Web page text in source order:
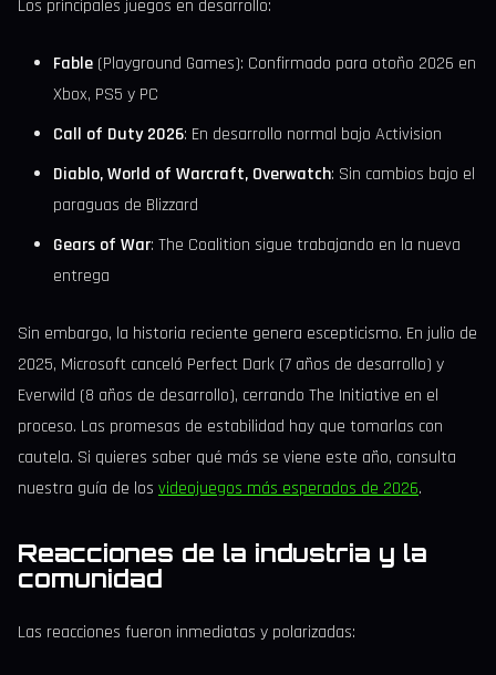
Los principales juegos en desarrollo:
Fable (Playground Games): Confirmado para otoño 2026 en
Xbox, PS5 y PC
Call of Duty 2026: En desarrollo normal bajo Activision
Diablo, World of Warcraft, Overwatch: Sin cambios bajo el
paraguas de Blizzard
Gears of War: The Coalition sigue trabajando en la nueva
entrega
Sin embargo, la historia reciente genera escepticismo. En julio de
2025, Microsoft canceló Perfect Dark (7 años de desarrollo) y
Everwild (8 años de desarrollo), cerrando The Initiative en el
proceso. Las promesas de estabilidad hay que tomarlas con
cautela. Si quieres saber qué más se viene este año, consulta
nuestra guía de los videojuegos más esperados de 2026.
Reacciones de la industria y la
comunidad
Las reacciones fueron inmediatas y polarizadas: